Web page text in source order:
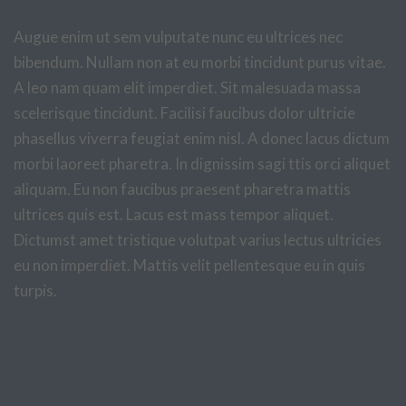
Augue enim ut sem vulputate nunc eu ultrices nec
bibendum. Nullam non at eu morbi tincidunt purus vitae.
A leo nam quam elit imperdiet. Sit malesuada massa
scelerisque tincidunt. Facilisi faucibus dolor ultricie
phasellus viverra feugiat enim nisl. A donec lacus dictum
morbi laoreet pharetra. In dignissim sagi ttis orci aliquet
aliquam. Eu non faucibus praesent pharetra mattis
ultrices quis est. Lacus est mass tempor aliquet.
Dictumst amet tristique volutpat varius lectus ultricies
eu non imperdiet. Mattis velit pellentesque eu in quis
turpis.